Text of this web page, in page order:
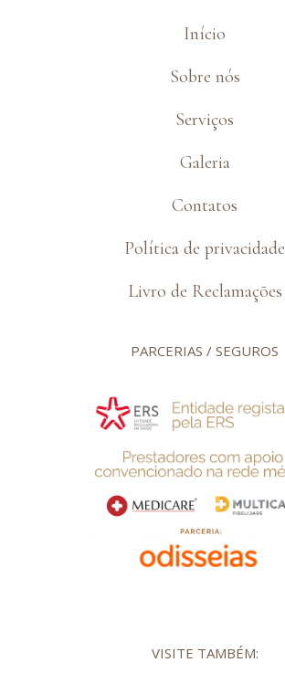
Início
Sobre nós
Serviços
Galeria
Contatos
Política de privacidade
Livro de Reclamações
PARCERIAS / SEGUROS
VISITE TAMBÉM: